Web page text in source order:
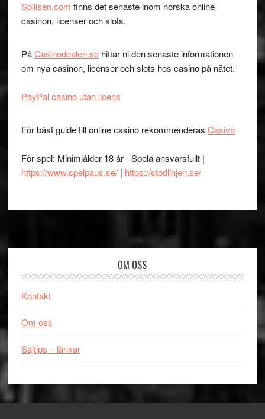
Spillsen.com finns det senaste inom norska online
casinon, licenser och slots.
PåCasinodealen.sehittar ni den senaste informationen
om nya casinon, licenser och slots hos casino på nätet.
PayPal casino utan licens
För bäst guide till online casino rekommenderas Casivo
För spel: Minimiålder 18 år - Spela ansvarsfullt |
https://www.spelpaus.se/| https://stodlinjen.se/
OM OSS
Kontakt
Om oss
Sajtips – länkar